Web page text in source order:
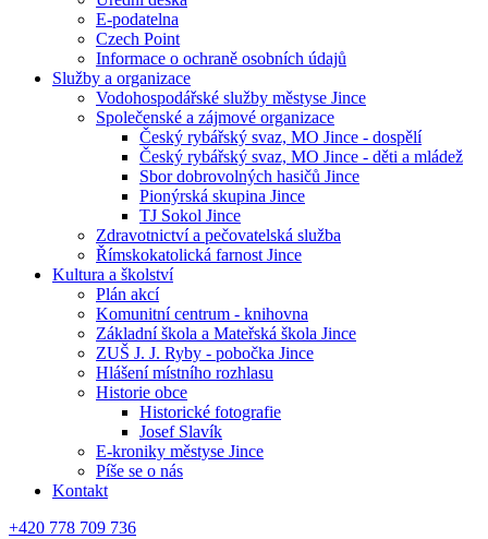
E-podatelna
Czech Point
Informace o ochraně osobních údajů
Služby a organizace
Vodohospodářské služby městyse Jince
Společenské a zájmové organizace
Český rybářský svaz, MO Jince - dospělí
Český rybářský svaz, MO Jince - děti a mládež
Sbor dobrovolných hasičů Jince
Pionýrská skupina Jince
TJ Sokol Jince
Zdravotnictví a pečovatelská služba
Římskokatolická farnost Jince
Kultura a školství
Plán akcí
Komunitní centrum - knihovna
Základní škola a Mateřská škola Jince
ZUŠ J. J. Ryby - pobočka Jince
Hlášení místního rozhlasu
Historie obce
Historické fotografie
Josef Slavík
E-kroniky městyse Jince
Píše se o nás
Kontakt
+420 778 709 736